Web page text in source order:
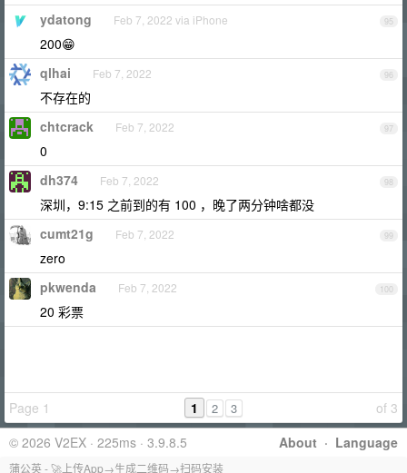
95
ydatong Feb 7, 2022 via iPhone
200😁
96
qlhai Feb 7, 2022
不存在的
97
chtcrack Feb 7, 2022
0
98
dh374 Feb 7, 2022
深圳，9:15 之前到的有 100 ，晚了两分钟啥都没
99
cumt21g Feb 7, 2022
zero
100
pkwenda Feb 7, 2022
20 彩票
Page 1 of 3
1 2 3
About · Language
© 2026 V2EX · 225ms · 3.9.8.5
蒲公英 - 🚀上传App→生成二维码→扫码安装